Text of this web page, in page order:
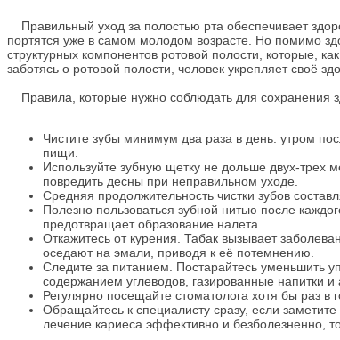
Правильный уход за полостью рта обеспечивает
портятся уже в самом молодом возрасте. Но помимо
структурных компонентов ротовой полости, которые,
заботясь о ротовой полости, человек укрепляет своё
Правила, которые нужно соблюдать для сохранения
Чистите зубы минимум два раза в день: утром
пищи.
Используйте зубную щетку не дольше двух-трех
повредить десны при неправильном уходе.
Средняя продолжительность чистки зубов
Полезно пользоваться зубной нитью после
предотвращает образование налета.
Откажитесь от курения. Табак вызывает
оседают на эмали, приводя к её потемнению.
Следите за питанием. Постарайтесь уменьшить
содержанием углеводов, газированные напитки и
Регулярно посещайте стоматолога хотя бы раз в
Обращайтесь к специалисту сразу, если
лечение кариеса эффективно и безболезненно,